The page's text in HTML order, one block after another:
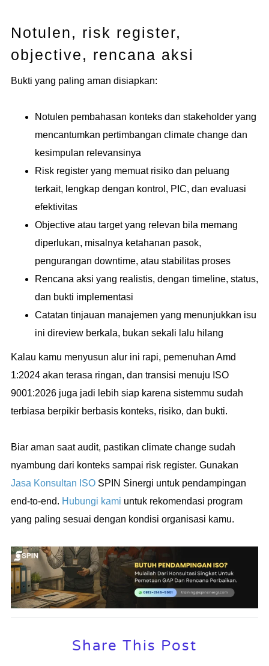
Notulen, risk register,
objective, rencana aksi
Bukti yang paling aman disiapkan:
Notulen pembahasan konteks dan stakeholder yang
mencantumkan pertimbangan climate change dan
kesimpulan relevansinya
Risk register yang memuat risiko dan peluang
terkait, lengkap dengan kontrol, PIC, dan evaluasi
efektivitas
Objective atau target yang relevan bila memang
diperlukan, misalnya ketahanan pasok,
pengurangan downtime, atau stabilitas proses
Rencana aksi yang realistis, dengan timeline, status,
dan bukti implementasi
Catatan tinjauan manajemen yang menunjukkan isu
ini direview berkala, bukan sekali lalu hilang
Kalau kamu menyusun alur ini rapi, pemenuhan Amd
1:2024 akan terasa ringan, dan transisi menuju ISO
9001:2026 juga jadi lebih siap karena sistemmu sudah
terbiasa berpikir berbasis konteks, risiko, dan bukti.
Biar aman saat audit, pastikan climate change sudah
nyambung dari konteks sampai risk register. Gunakan
Jasa Konsultan ISO SPIN Sinergi untuk pendampingan
end-to-end. Hubungi kami untuk rekomendasi program
yang paling sesuai dengan kondisi organisasi kamu.
Share This Post